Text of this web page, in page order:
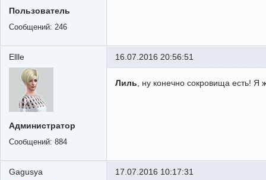
Пользователь
Сообщений: 246
Ellle
Администратор
Сообщений: 884
16.07.2016 20:56:51
Лиль, ну конечно сокровища есть!
Gagusya 17.07.2016 10:17:31